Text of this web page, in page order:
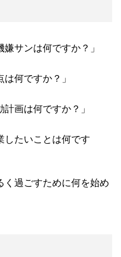
サンは何ですか？」
何ですか？」
画は何ですか？」
たいことは何です
過ごすために何を始め